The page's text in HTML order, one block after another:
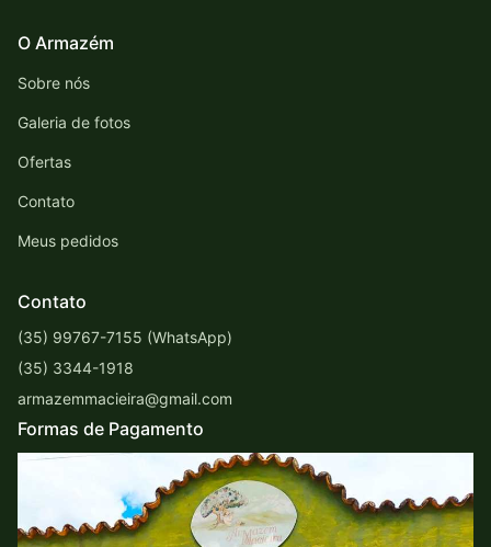
O Armazém
Sobre nós
Galeria de fotos
Ofertas
Contato
Meus pedidos
Contato
(35) 99767-7155 (WhatsApp)
(35) 3344-1918
armazemmacieira@gmail.com
Formas de Pagamento